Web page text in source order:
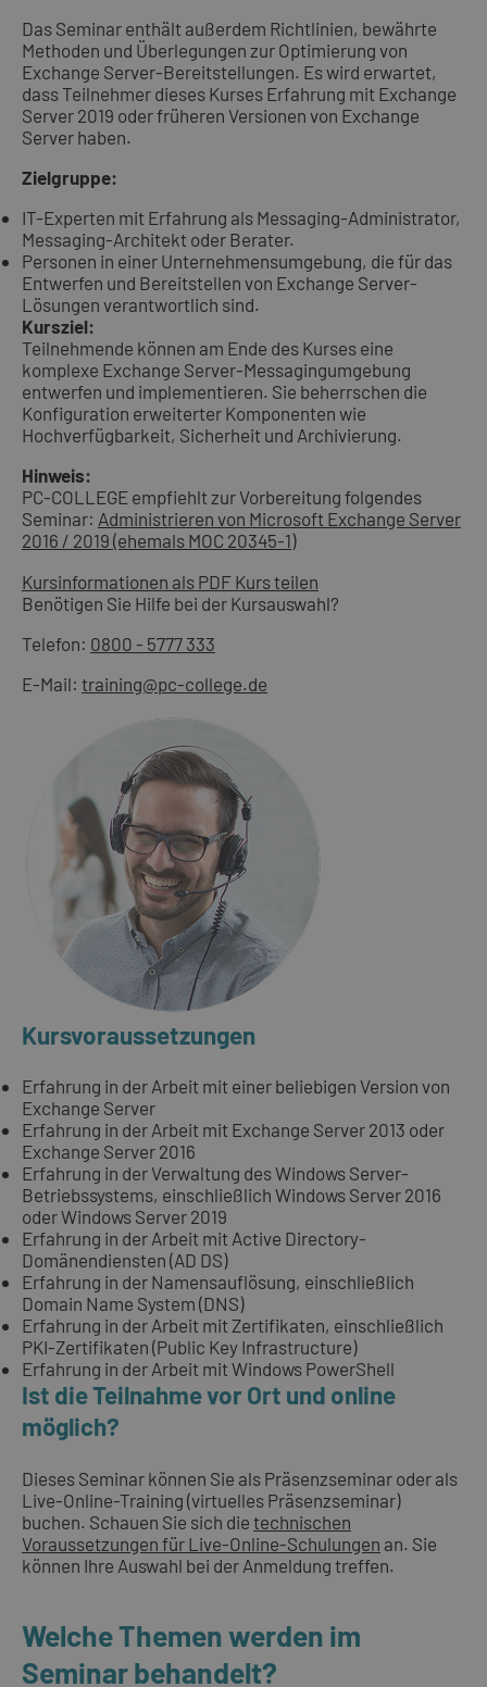
Das Seminar enthält außerdem Richtlinien, bewährte
Methoden und Überlegungen zur Optimierung von
Exchange Server-Bereitstellungen. Es wird erwartet,
dass Teilnehmer dieses Kurses Erfahrung mit Exchange
Server 2019 oder früheren Versionen von Exchange
Server haben.
Zielgruppe:
IT-Experten mit Erfahrung als Messaging-Administrator,
Messaging-Architekt oder Berater.
Personen in einer Unternehmensumgebung, die für das
Entwerfen und Bereitstellen von Exchange Server-
Lösungen verantwortlich sind.
Kursziel:
Teilnehmende können am Ende des Kurses eine
komplexe Exchange Server-Messagingumgebung
entwerfen und implementieren. Sie beherrschen die
Konfiguration erweiterter Komponenten wie
Hochverfügbarkeit, Sicherheit und Archivierung.
Hinweis:
PC-COLLEGE empfiehlt zur Vorbereitung folgendes
Seminar: Administrieren von Microsoft Exchange Server
2016 / 2019 (ehemals MOC 20345-1)
Kursinformationen als PDF Kurs teilen
Benötigen Sie Hilfe bei der Kursauswahl?
Telefon: 0800 - 5777 333
E-Mail: training@pc-college.de
Kursvoraussetzungen
Erfahrung in der Arbeit mit einer beliebigen Version von
Exchange Server
Erfahrung in der Arbeit mit Exchange Server 2013 oder
Exchange Server 2016
Erfahrung in der Verwaltung des Windows Server-
Betriebssystems, einschließlich Windows Server 2016
oder Windows Server 2019
Erfahrung in der Arbeit mit Active Directory-
Domänendiensten (AD DS)
Erfahrung in der Namensauflösung, einschließlich
Domain Name System (DNS)
Erfahrung in der Arbeit mit Zertifikaten, einschließlich
PKI-Zertifikaten (Public Key Infrastructure)
Erfahrung in der Arbeit mit Windows PowerShell
Ist die Teilnahme vor Ort und online
möglich?
Dieses Seminar können Sie als Präsenzseminar oder als
Live-Online-Training (virtuelles Präsenzseminar)
buchen. Schauen Sie sich die technischen
Voraussetzungen für Live-Online-Schulungen an. Sie
können Ihre Auswahl bei der Anmeldung treffen.
Welche Themen werden im
Seminar behandelt?